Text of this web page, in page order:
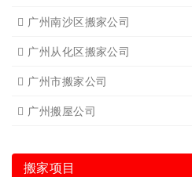
广州南沙区搬家公司
广州从化区搬家公司
广州市搬家公司
广州搬屋公司
搬家项目